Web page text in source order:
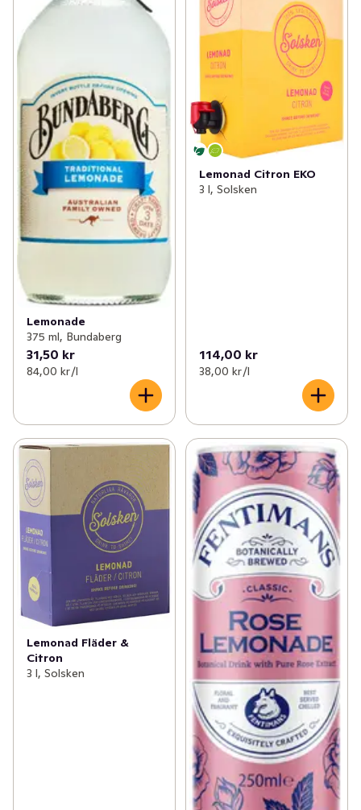
Lemonade
375 ml, Bundaberg
31,50 kr
84,00 kr /l
Lemonad Citron EKO
3 l, Solsken
114,00 kr
38,00 kr /l
Lemonad Fläder &
Citron
3 l, Solsken